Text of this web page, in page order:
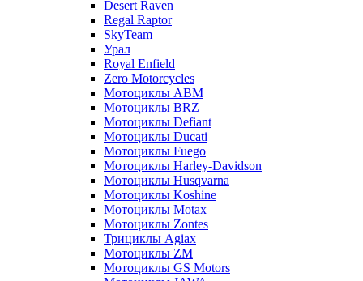
Desert Raven
Regal Raptor
SkyTeam
Урал
Royal Enfield
Zero Motorcycles
Мотоциклы ABM
Мотоциклы BRZ
Мотоциклы Defiant
Мотоциклы Ducati
Мотоциклы Fuego
Мотоциклы Harley-Davidson
Мотоциклы Husqvarna
Мотоциклы Koshine
Мотоциклы Motax
Мотоциклы Zontes
Трициклы Agiax
Мотоциклы ZM
Мотоциклы GS Motors